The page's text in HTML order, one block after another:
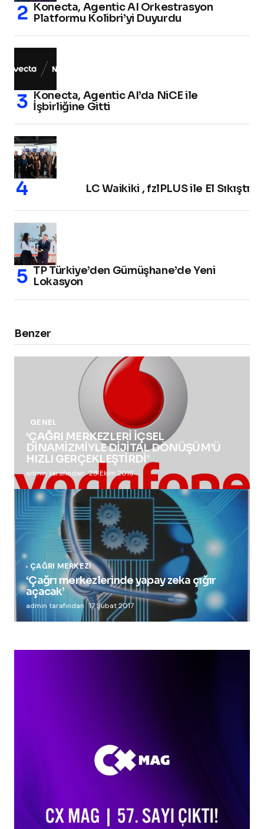
Konecta, Agentic AI Orkestrasyon
Platformu Kolibri’yi Duyurdu
Konecta, Agentic AI’da NiCE ile
İşbirliğine Gitti
LC Waikiki , fzlPLUS ile El Sıkıştı
TP Türkiye’den Gümüşhane’de Yeni
Lokasyon
Benzer
GENEL
‘ÇAĞRI MERKEZLERİ İÇSEL
DİNAMİZMİYLE DİJİTAL DÖNÜŞÜM’Ü
HIZLI GERÇEKLEŞTİRDİ’
admin tarafından 28 Ekim 2016
ÇAĞRI MERKEZI
‘Çağrı merkezlerinde yapay zeka çığır
açacak’
admin tarafından 17 Şubat 2017